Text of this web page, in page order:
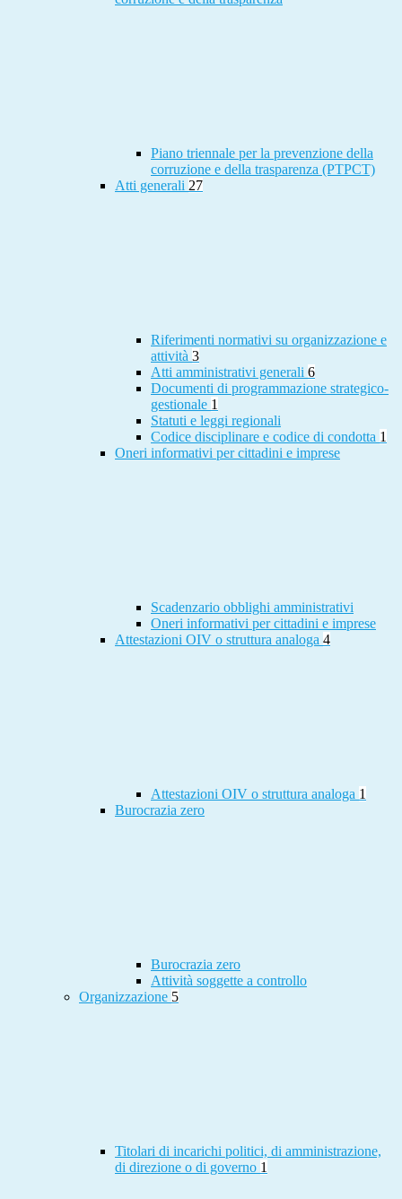
Piano triennale per la prevenzione della
corruzione e della trasparenza (PTPCT)
Atti generali 27
Riferimenti normativi su organizzazione e
attività 3
Atti amministrativi generali 6
Documenti di programmazione strategico-
gestionale 1
Statuti e leggi regionali
Codice disciplinare e codice di condotta 1
Oneri informativi per cittadini e imprese
Scadenzario obblighi amministrativi
Oneri informativi per cittadini e imprese
Attestazioni OIV o struttura analoga 4
Attestazioni OIV o struttura analoga 1
Burocrazia zero
Burocrazia zero
Attività soggette a controllo
Organizzazione 5
Titolari di incarichi politici, di amministrazione,
di direzione o di governo 1